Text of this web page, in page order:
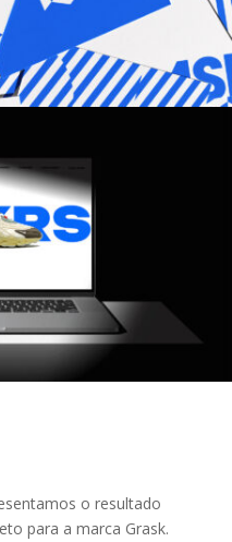
o resultado
para a marca Grask.